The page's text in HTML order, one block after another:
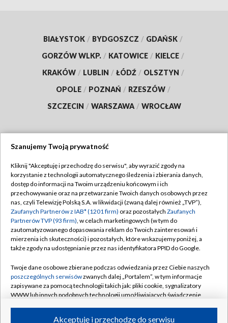
BIAŁYSTOK / BYDGOSZCZ / GDAŃSK /
GORZÓW WLKP. / KATOWICE / KIELCE /
KRAKÓW / LUBLIN / ŁÓDŹ / OLSZTYN /
OPOLE / POZNAŃ / RZESZÓW /
SZCZECIN / WARSZAWA / WROCŁAW
TVP
Abonament TVP
Emisja w TVP
Centrum informacji TVP
Naziemna Telewizja Cyfrowa
Rada Programowa
System NOS
Informacje o nadawcy
Regulamin TVP
Polityka prywatności
Moje zgody
Pomoc
Kontakt
Kanały
Szanujemy Twoją prywatność
Kliknij "Akceptuję i przechodzę do serwisu", aby wyrazić zgody na
korzystanie z technologii automatycznego śledzenia i zbierania danych,
dostęp do informacji na Twoim urządzeniu końcowym i ich
przechowywanie oraz na przetwarzanie Twoich danych osobowych przez
nas, czyli Telewizję Polską S.A. w likwidacji (zwaną dalej również „TVP”),
Zaufanych Partnerów z IAB* (1201 firm) oraz pozostałych Zaufanych
Partnerów TVP (93 firm), w celach marketingowych (w tym do
zautomatyzowanego dopasowania reklam do Twoich zainteresowań i
mierzenia ich skuteczności) i pozostałych, które wskazujemy poniżej, a
także zgody na udostępnianie przez nas identyfikatora PPID do Google.
Twoje dane osobowe zbierane podczas odwiedzania przez Ciebie naszych
poszczególnych serwisówzwanych dalej „Portalem”, w tym informacje
zapisywane za pomocą technologii takich jak: pliki cookie, sygnalizatory
WWW lub innych podobnych technologii umożliwiających świadczenie
Akceptuję i przechodzę do serwisu